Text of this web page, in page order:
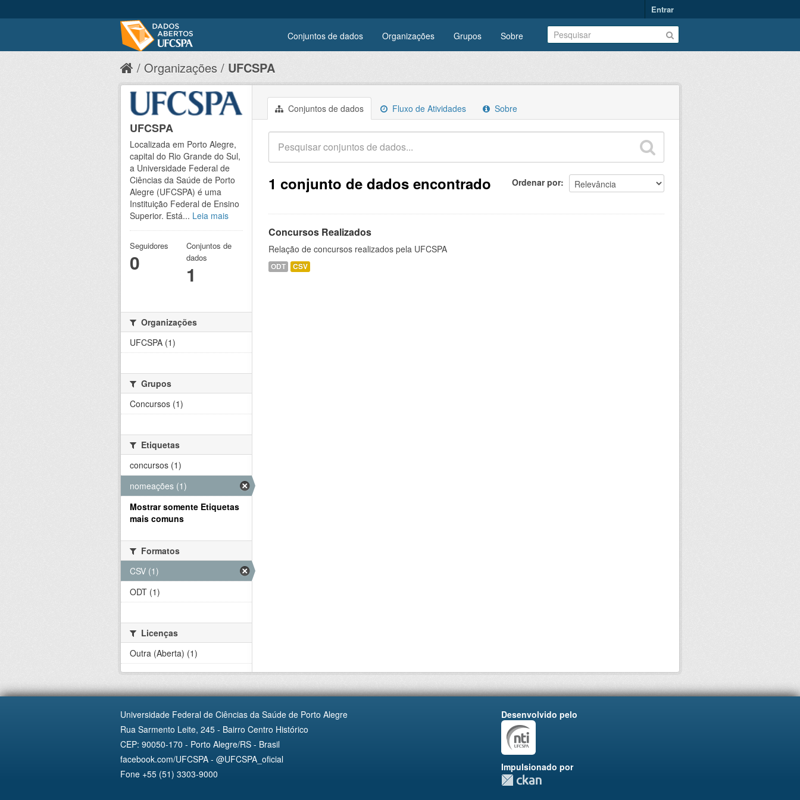
Entrar
Conjuntos de dados Organizações Grupos Sobre
Organizações UFCSPA
Conjuntos de dados Fluxo de Atividades Sobre
Ordenar por
1 conjunto de dados encontrado
Concursos Realizados
Relação de concursos realizados pela UFCSPA
ODT CSV
UFCSPA
Localizada em Porto Alegre,
capital do Rio Grande do Sul,
a Universidade Federal de
Ciências da Saúde de Porto
Alegre (UFCSPA) é uma
Instituição Federal de Ensino
Superior. Está... Leia mais
Seguidores
0
Conjuntos de
dados
1
Organizações
UFCSPA (1)
Grupos
Concursos (1)
Etiquetas
concursos (1)
nomeações (1)
Mostrar somente Etiquetas
mais comuns
Formatos
CSV (1)
ODT (1)
Licenças
Outra (Aberta) (1)
Universidade Federal de Ciências da Saúde de Porto Alegre
Rua Sarmento Leite, 245 - Bairro Centro Histórico
CEP: 90050-170 - Porto Alegre/RS - Brasil
facebook.com/UFCSPA - @UFCSPA_oficial
Fone +55 (51) 3303-9000
Desenvolvido pelo
Impulsionado por